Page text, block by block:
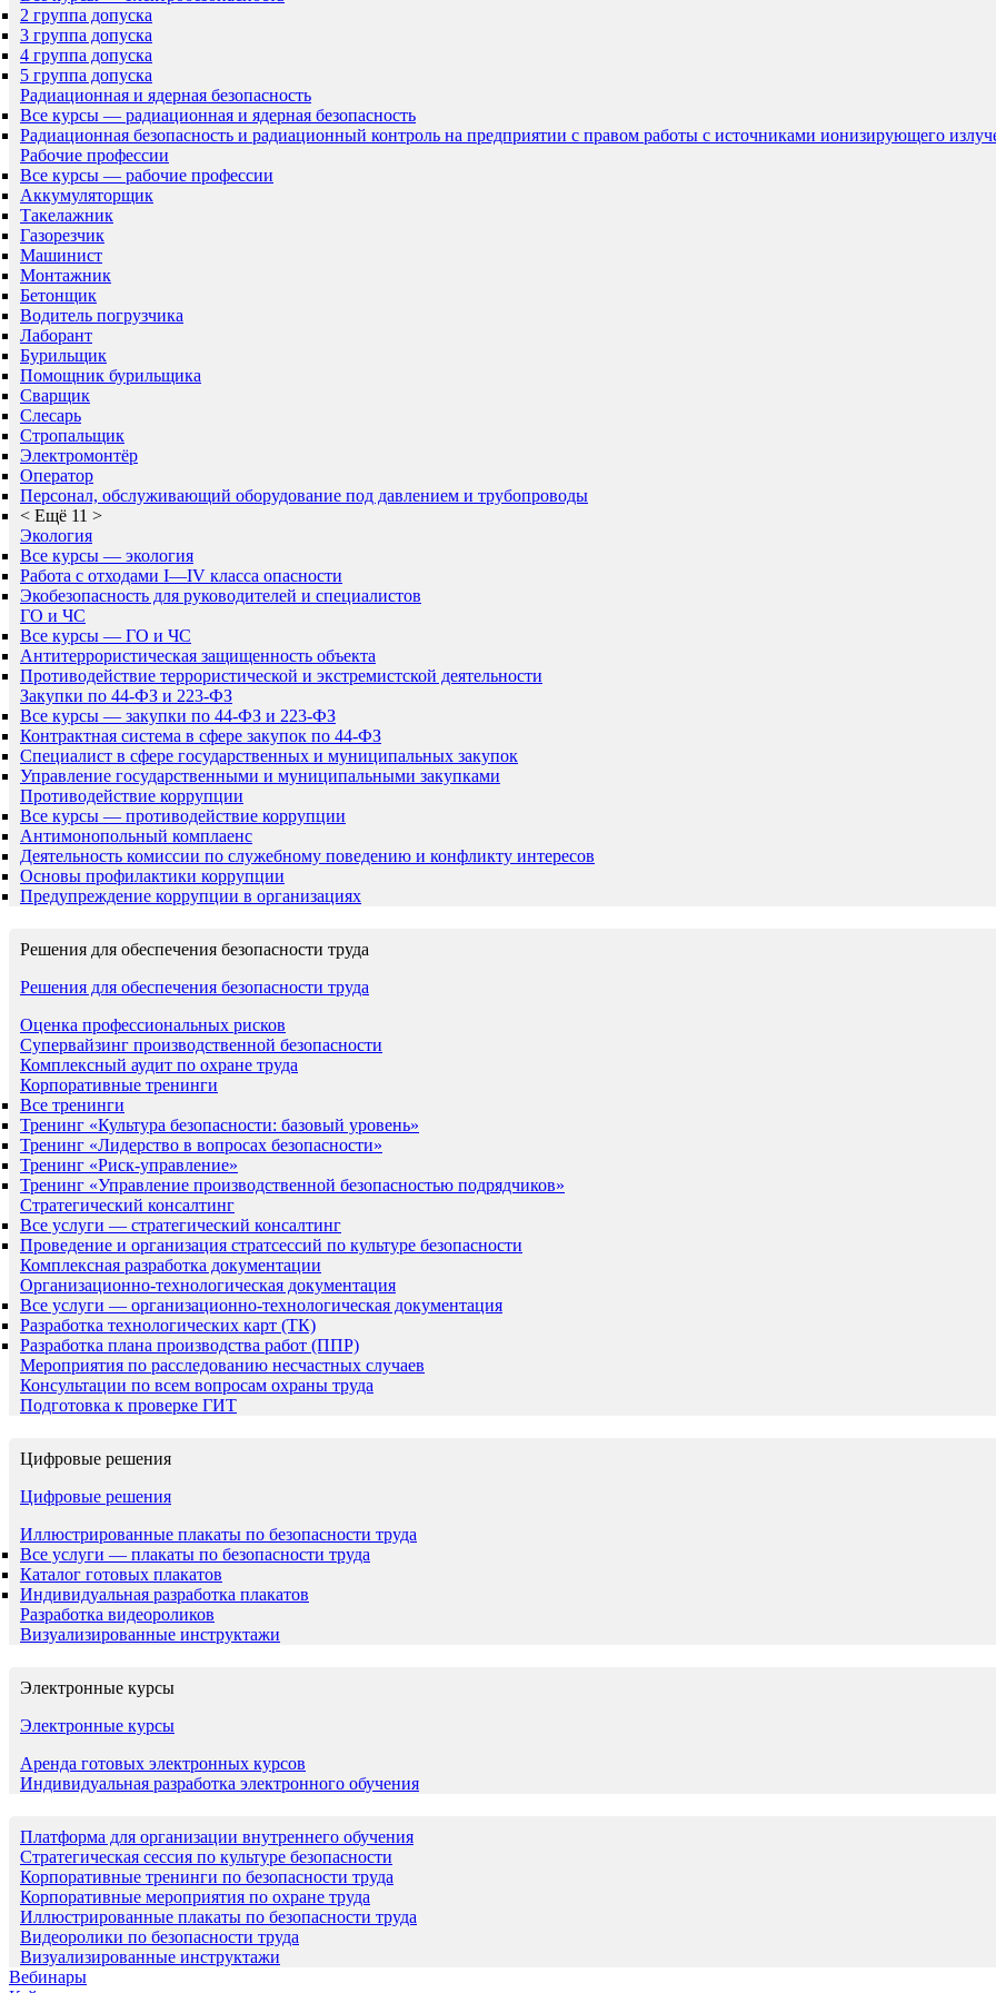
2 группа допуска
3 группа допуска
4 группа допуска
5 группа допуска
Радиационная и ядерная безопасность
Все курсы — радиационная и ядерная безопасность
Радиационная безопасность и радиационный контроль на предприятии с правом работы с источниками ионизирующего
Рабочие профессии
Все курсы — рабочие профессии
Аккумуляторщик
Такелажник
Газорезчик
Машинист
Монтажник
Бетонщик
Водитель погрузчика
Лаборант
Бурильщик
Помощник бурильщика
Сварщик
Слесарь
Стропальщик
Электромонтёр
Оператор
Персонал, обслуживающий оборудование под давлением и трубопроводы
< Ещё 11 >
Экология
Все курсы — экология
Работа с отходами I—IV класса опасности
Экобезопасность для руководителей и специалистов
ГО и ЧС
Все курсы — ГО и ЧС
Антитеррористическая защищенность объекта
Противодействие террористической и экстремистской деятельности
Закупки по 44-ФЗ и 223-ФЗ
Все курсы — закупки по 44-ФЗ и 223-ФЗ
Контрактная система в сфере закупок по 44-ФЗ
Специалист в сфере государственных и муниципальных закупок
Управление государственными и муниципальными закупками
Противодействие коррупции
Все курсы — противодействие коррупции
Антимонопольный комплаенс
Деятельность комиссии по служебному поведению и конфликту интересов
Основы профилактики коррупции
Предупреждение коррупции в организациях
Решения для обеспечения безопасности труда
Решения для обеспечения безопасности труда
Оценка профессиональных рисков
Супервайзинг производственной безопасности
Комплексный аудит по охране труда
Корпоративные тренинги
Все тренинги
Тренинг «Культура безопасности: базовый уровень»
Тренинг «Лидерство в вопросах безопасности»
Тренинг «Риск-управление»
Тренинг «Управление производственной безопасностью подрядчиков»
Стратегический консалтинг
Все услуги — стратегический консалтинг
Проведение и организация стратсессий по культуре безопасности
Комплексная разработка документации
Организационно-технологическая документация
Все услуги — организационно-технологическая документация
Разработка технологических карт (ТК)
Разработка плана производства работ (ППР)
Мероприятия по расследованию несчастных случаев
Консультации по всем вопросам охраны труда
Подготовка к проверке ГИТ
Цифровые решения
Цифровые решения
Иллюстрированные плакаты по безопасности труда
Все услуги — плакаты по безопасности труда
Каталог готовых плакатов
Индивидуальная разработка плакатов
Разработка видеороликов
Визуализированные инструктажи
Электронные курсы
Электронные курсы
Аренда готовых электронных курсов
Индивидуальная разработка электронного обучения
Платформа для организации внутреннего обучения
Стратегическая сессия по культуре безопасности
Корпоративные тренинги по безопасности труда
Корпоративные мероприятия по охране труда
Иллюстрированные плакаты по безопасности труда
Видеоролики по безопасности труда
Визуализированные инструктажи
Вебинары